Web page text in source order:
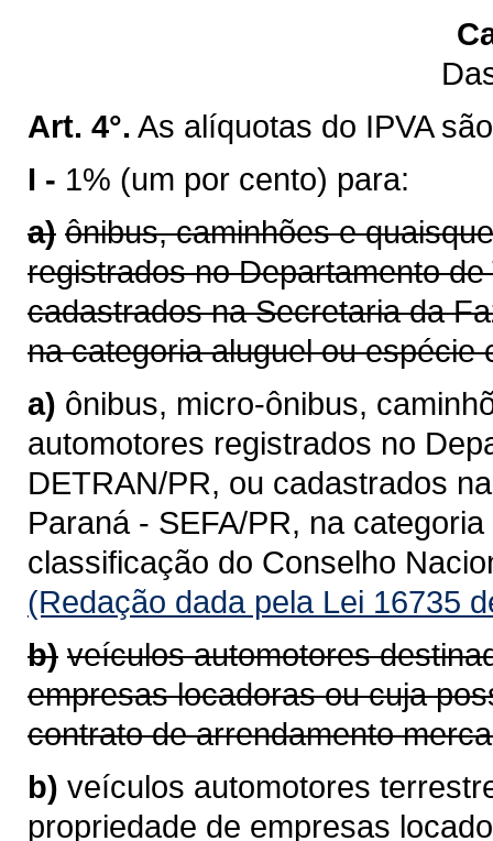
Art. 4°. As alíquotas do IPVA
I - 1% (um por cento) para:
a) ônibus, caminhões e
registrados no Departamento
cadastrados na Secretaria da
na categoria aluguel ou espécie
a) ônibus, micro-ônibus,
automotores registrados no
DETRAN/PR, ou cadastrados
Paraná - SEFA/PR, na
classificação do Conselho
(Redação dada pela Lei 16735
b) veículos automotores
empresas locadoras ou cuja
contrato de arrendamento
b) veículos automotores
propriedade de empresas